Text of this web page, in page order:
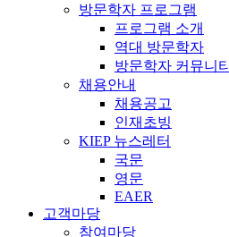
방문학자 프로그램
프로그램 소개
역대 방문학자
방문학자 커뮤니티
채용안내
채용공고
인재초빙
KIEP 뉴스레터
국문
영문
EAER
고객마당
참여마당